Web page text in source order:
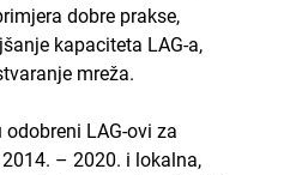
dobre prakse,
kapaciteta LAG-a,
mreža.
LAG-ovi za
– 2020. i lokalna,